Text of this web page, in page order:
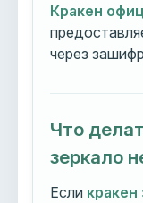
Кракен
через
Что
зеркало
Если кракен